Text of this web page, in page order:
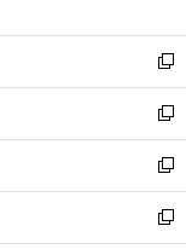
開
く
ウ
で
開
く
ン
ド
ウ
で
開
く
ウ
ィ
ン
ド
ウ
で
開
く
新
し
い
ウ
ィ
ン
ド
ウ
新
し
い
ウ
ィ
新
し
い
新